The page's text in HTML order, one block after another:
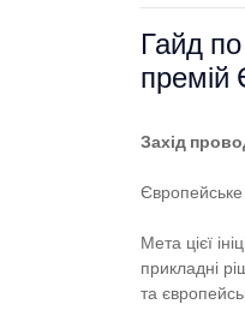
Гайд
премій
Захід
Європейське
Мета цієї
прикладні
та